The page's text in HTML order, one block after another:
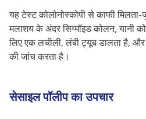
यह टेस्ट कोलोनोस्कोपी से काफी
मलाशय के अंदर सिग्मॉइड कोलन,
लिए एक लचीली, लंबी ट्यूब डालता है,
की जांच करता है।
सेसाइल पॉलीप का उपचार